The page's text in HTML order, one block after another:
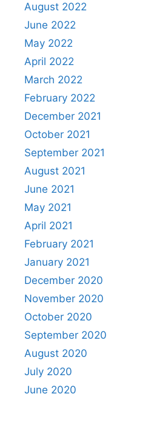
August 2022
June 2022
May 2022
April 2022
March 2022
February 2022
December 2021
October 2021
September 2021
August 2021
June 2021
May 2021
April 2021
February 2021
January 2021
December 2020
November 2020
October 2020
September 2020
August 2020
July 2020
June 2020